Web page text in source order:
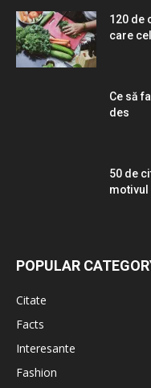
120 de
care
Ce să
des
50 de
motivul
POPULAR
Citate
Facts
Interesante
Fashion